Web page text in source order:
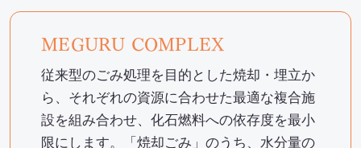
MEGURU COMPLEX
従来型のごみ処理を目的とした焼却・埋立か
ら、それぞれの資源に合わせた最適な複合施
設を組み合わせ、化石燃料への依存度を最小
限にします。「焼却ごみ」のうち、水分量の